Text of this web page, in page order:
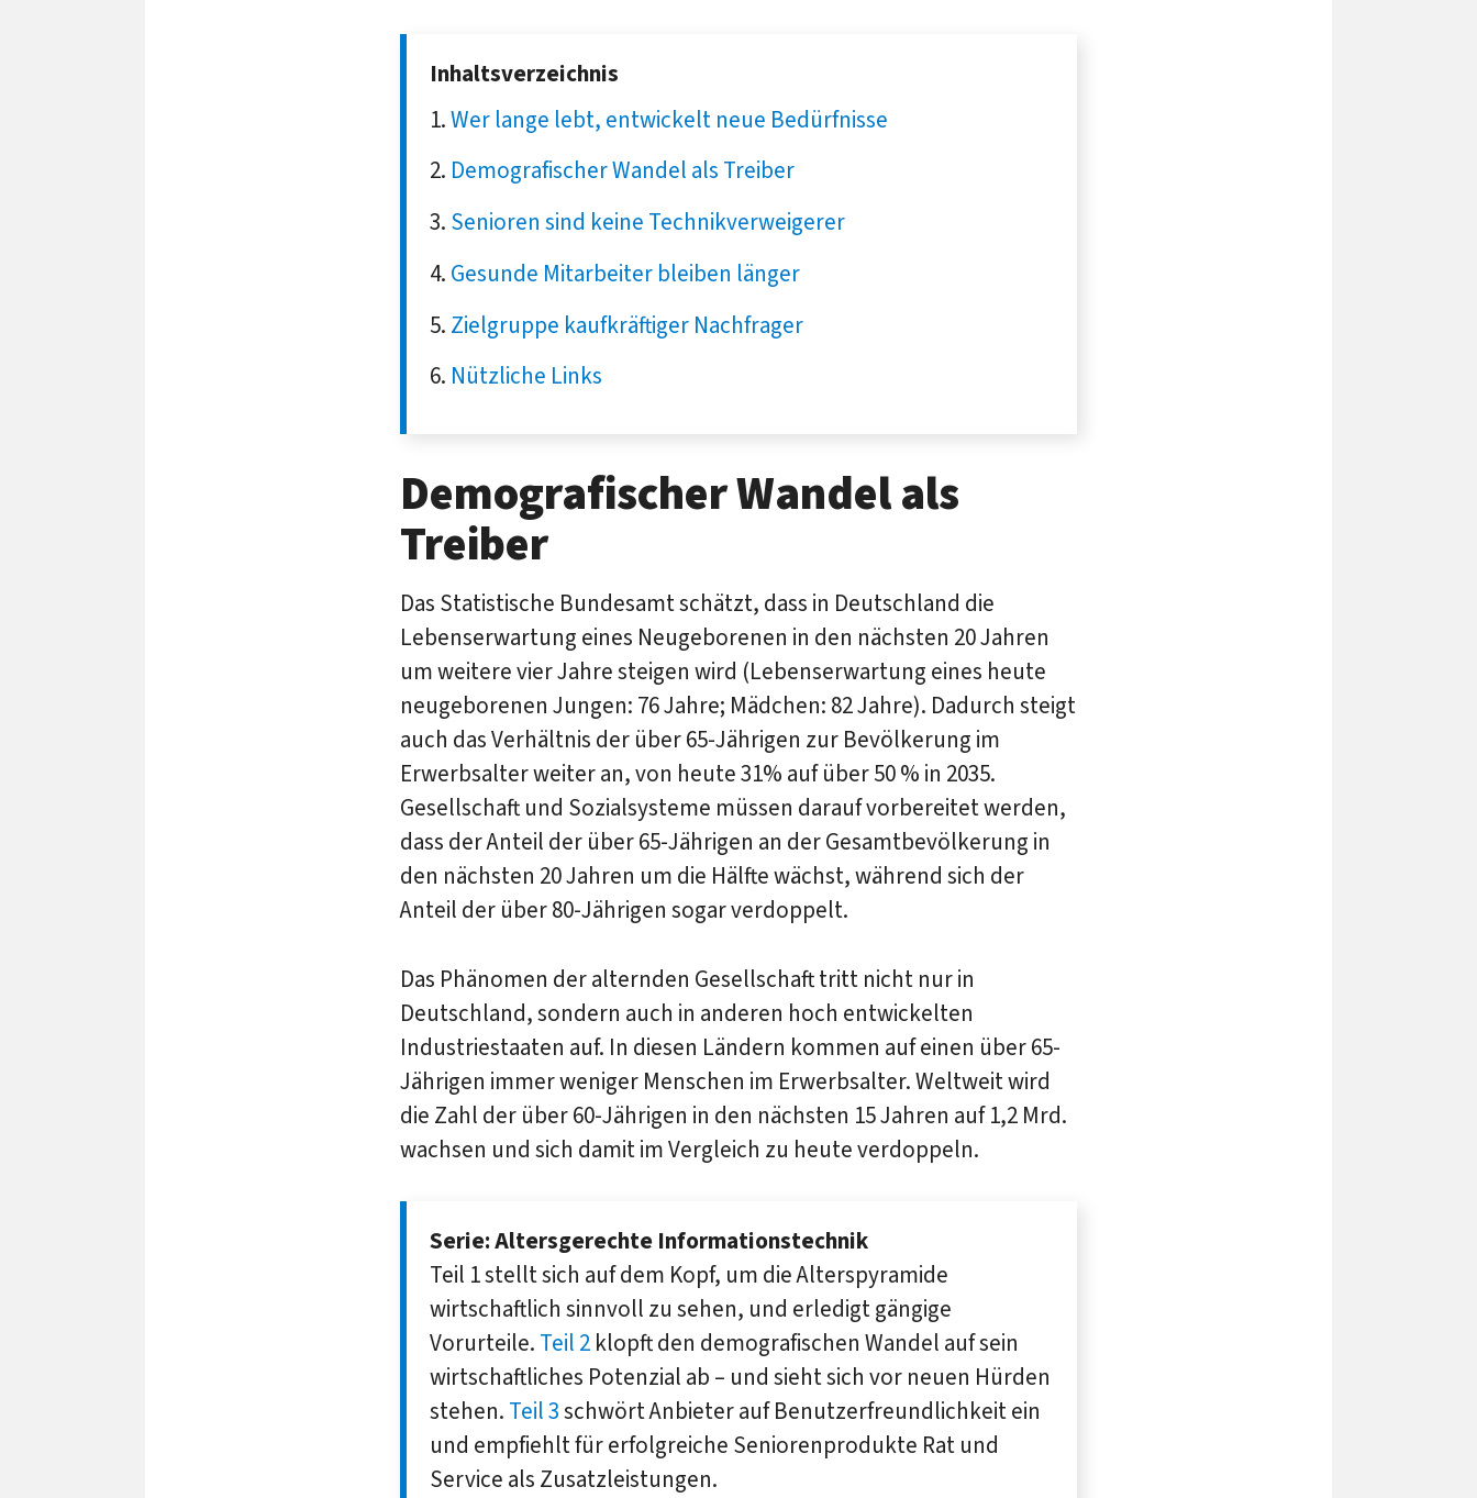
Inhaltsverzeichnis
Wer lange lebt, entwickelt neue Bedürfnisse
Demografischer Wandel als Treiber
Senioren sind keine Technikverweigerer
Gesunde Mitarbeiter bleiben länger
Zielgruppe kaufkräftiger Nachfrager
Nützliche Links
Demografischer Wandel als
Treiber
Das Statistische Bundesamt schätzt, dass in Deutschland die
Lebenserwartung eines Neugeborenen in den nächsten 20 Jahren
um weitere vier Jahre steigen wird (Lebenserwartung eines heute
neugeborenen Jungen: 76 Jahre; Mädchen: 82 Jahre). Dadurch steigt
auch das Verhältnis der über 65-Jährigen zur Bevölkerung im
Erwerbsalter weiter an, von heute 31% auf über 50 % in 2035.
Gesellschaft und Sozialsysteme müssen darauf vorbereitet werden,
dass der Anteil der über 65-Jährigen an der Gesamtbevölkerung in
den nächsten 20 Jahren um die Hälfte wächst, während sich der
Anteil der über 80-Jährigen sogar verdoppelt.
Das Phänomen der alternden Gesellschaft tritt nicht nur in
Deutschland, sondern auch in anderen hoch entwickelten
Industriestaaten auf. In diesen Ländern kommen auf einen über 65-
Jährigen immer weniger Menschen im Erwerbsalter. Weltweit wird
die Zahl der über 60-Jährigen in den nächsten 15 Jahren auf 1,2 Mrd.
wachsen und sich damit im Vergleich zu heute verdoppeln.
Serie: Altersgerechte Informationstechnik
Teil 1 stellt sich auf dem Kopf, um die Alterspyramide
wirtschaftlich sinnvoll zu sehen, und erledigt gängige
Vorurteile. Teil 2 klopft den demografischen Wandel auf sein
wirtschaftliches Potenzial ab – und sieht sich vor neuen Hürden
stehen. Teil 3schwört Anbieter auf Benutzerfreundlichkeit ein
und empfiehlt für erfolgreiche Seniorenprodukte Rat und
Service als Zusatzleistungen.